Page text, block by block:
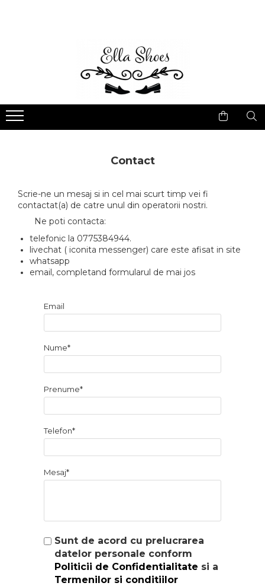
Botine și cizme scurte
Cizme piele naturală
Mocasini
Balerini
Contact
Scrie-ne un mesaj si in cel mai scurt timp vei fi
contactat(a) de catre unul din operatorii nostri.
Ne poti contacta:
telefonic la 0775384944.
livechat ( iconita messenger) care este afisat in site
whatsapp
email, completand formularul de mai jos
Email
Nume*
Prenume*
Telefon*
Mesaj*
Sunt de acord cu prelucrarea
datelor personale conform
Politicii de Confidentialitate si a
Termenilor si conditiilor